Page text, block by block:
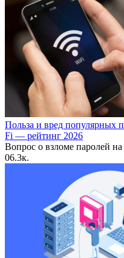
Польза и вред популярных
Fi — рейтинг 2026
Вопрос о взломе паролей
06.3к.